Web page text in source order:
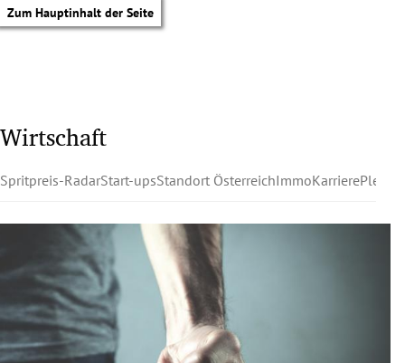
Zum Hauptinhalt der Seite
Wirtschaft
Spritpreis-RadarStart-upsStandort ÖsterreichImmoKarriere